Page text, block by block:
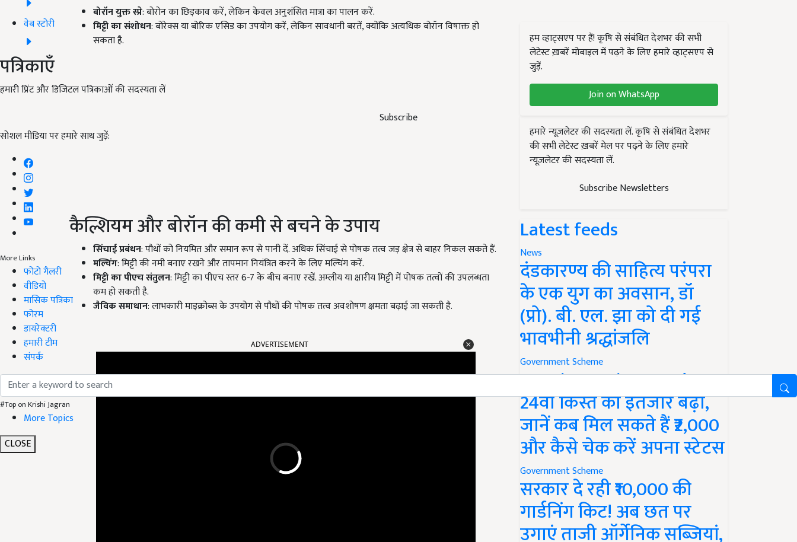
वेब स्टोरी
पत्रिकाएँ
हमारी प्रिंट और डिजिटल पत्रिकाओं की सदस्यता लें
Subscribe
सोशल मीडिया पर हमारे साथ जुड़ें:
More Links
फोटो गैलरी
वीडियो
मासिक पत्रिका
फोरम
डायरेक्टरी
हमारी टीम
संपर्क
#Top on Krishi Jagran
More Topics
CLOSE
बोरॉन युक्त स्प्रे: बोरोन का छिड़काव करें, लेकिन केवल अनुशंसित मात्रा का पालन करें.
मिट्टी का संशोधन: बोरेक्स या बोरिक एसिड का उपयोग करें, लेकिन सावधानी बरतें, क्योंकि अत्यधिक बोरॉन विषाक्त हो
सकता है.
कैल्शियम और बोरॉन की कमी से बचने के उपाय
सिंचाई प्रबंधन: पौधों को नियमित और समान रूप से पानी दें. अधिक सिंचाई से पोषक तत्व जड़ क्षेत्र से बाहर निकल सकते हैं.
मल्चिंग: मिट्टी की नमी बनाए रखने और तापमान नियंत्रित करने के लिए मल्चिंग करें.
मिट्टी का पीएच संतुलन: मिट्टी का पीएच स्तर 6-7 के बीच बनाए रखें. अम्लीय या क्षारीय मिट्टी में पोषक तत्वों की उपलब्धता
कम हो सकती है.
जैविक समाधान: लाभकारी माइक्रोब्स के उपयोग से पौधों की पोषक तत्व अवशोषण क्षमता बढ़ाई जा सकती है.
हम व्हाट्सएप पर हैं! कृषि से संबंधित देशभर की सभी
लेटेस्ट ख़बरें मोबाइल में पढ़ने के लिए हमारे व्हाट्सएप से
जुड़ें.
Join on WhatsApp
हमारे न्यूज़लेटर की सदस्यता लें. कृषि से संबंधित देशभर
की सभी लेटेस्ट ख़बरें मेल पर पढ़ने के लिए हमारे
न्यूज़लेटर की सदस्यता लें.
Subscribe Newsletters
Latest feeds
News
दंडकारण्य की साहित्य परंपरा
के एक युग का अवसान, डॉ
(प्रो). बी. एल. झा को दी गई
भावभीनी श्रद्धांजलि
Government Scheme
PM Kisan Yojana Update:
24वीं किस्त का इंतजार बढ़ा,
जानें कब मिल सकते हैं ₹2,000
और कैसे चेक करें अपना स्टेटस
Government Scheme
सरकार दे रही ₹10,000 की
गार्डनिंग किट! अब छत पर
उगाएं ताजी ऑर्गेनिक सब्जियां,